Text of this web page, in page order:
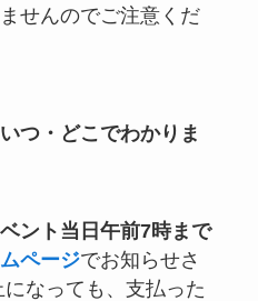
せんのでご注意くだ
つ・どこでわかりま
ント当日午前7時まで
ページでお知らせさ
なっても、支払った